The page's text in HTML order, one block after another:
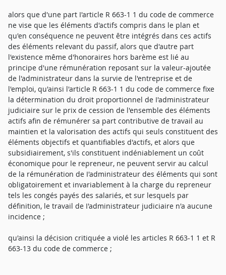
alors que d'une part I'article R 663-1 1 du code de commerce
ne vise que les éléments d'actifs compris dans le plan et
qu'en conséquence ne peuvent être intégrés dans ces actifs
des éléments relevant du passif, alors que d'autre part
l'existence même d'honoraires hors barème est lié au
principe d'une rémunération reposant sur la valeur-ajoutée
de l'administrateur dans la survie de l'entreprise et de
l'emploi, qu'ainsi l'article R 663-1 1 du code de commerce fixe
la détermination du droit proportionnel de I'administrateur
judiciaire sur le prix de cession de l'ensemble des éléments
actifs afin de rémunérer sa part contributive de travail au
maintien et la valorisation des actifs qui seuls constituent des
éléments objectifs et quantifiables d'actifs, et alors que
subsidiairement, s'ils constituent indéniablement un coût
économique pour le repreneur, ne peuvent servir au calcul
de la rémunération de I'administrateur des éléments qui sont
obligatoirement et invariablement à la charge du repreneur
tels les congés payés des salariés, et sur lesquels par
définition, le travail de I'administrateur judiciaire n'a aucune
incidence ;
qu'ainsi la décision critiquée a violé les articles R 663-1 1 et R
663-13 du code de commerce ;